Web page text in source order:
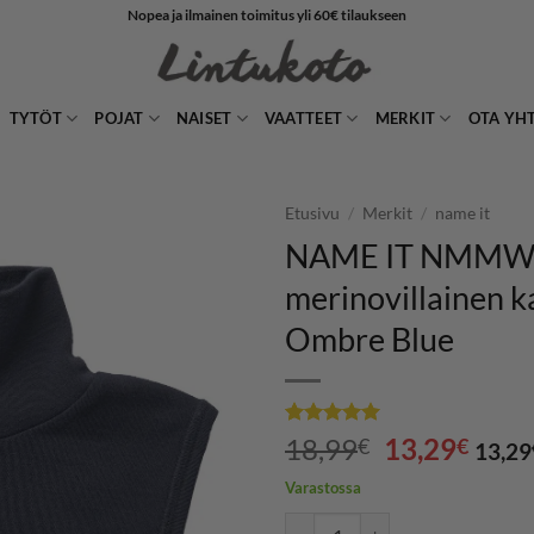
Nopea ja ilmainen toimitus yli 60€ tilaukseen
TYTÖT POJAT NAISET VAATTEET MERKIT OTA
Etusivu / Merkit / name it
NAME IT
merinovillainen
Ombre Blue
Arvio5
5:stä
perustuen
1
asiakkaan
18,99€ 13,29€ 13,29
Varastossa